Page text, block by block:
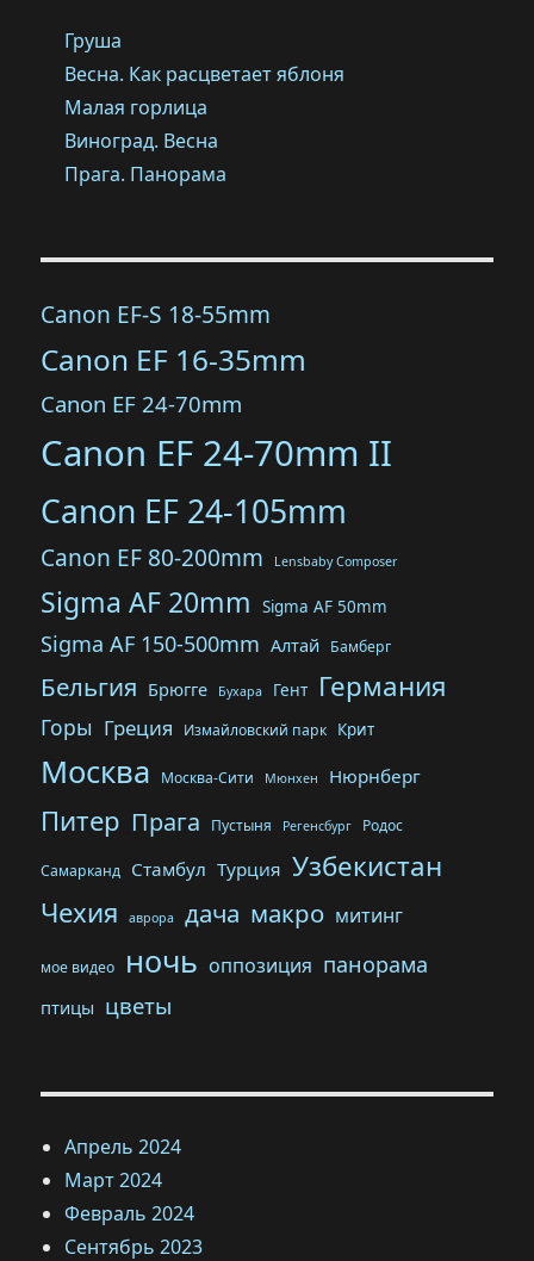
Груша
Весна. Как расцветает яблоня
Малая горлица
Виноград. Весна
Прага. Панорама
Canon EF-S 18-55mm
Canon EF 16-35mm
Canon EF 24-70mm
Canon EF 24-70mm II
Canon EF 24-105mm
Canon EF 80-200mm Lensbaby Composer
Sigma AF 20mm Sigma AF 50mm
Sigma AF 150-500mm Алтай Бамберг
Бельгия Брюгге Бухара Гент Германия
Горы Греция Измайловский парк Крит
Москва Москва-Сити Мюнхен Нюрнберг
Питер Прага Пустыня Регенсбург Родос
Самарканд Стамбул Турция Узбекистан
Чехия аврора дача макро митинг
мое видео ночь оппозиция панорама
птицы цветы
Апрель 2024
Март 2024
Февраль 2024
Сентябрь 2023